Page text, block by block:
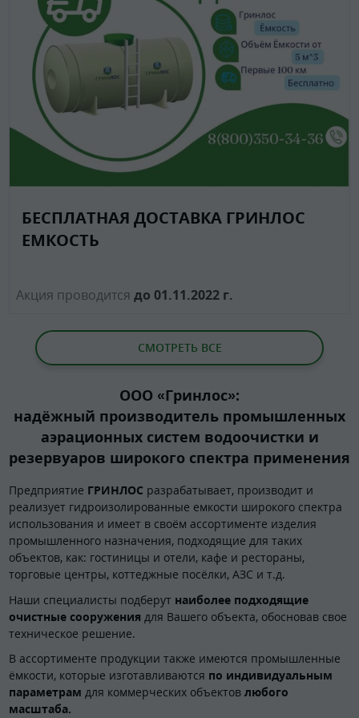
БЕСПЛАТНАЯ ДОСТАВКА ГРИНЛОС
ЕМКОСТЬ
Акция проводится до 01.11.2022 г.
СМОТРЕТЬ ВСЕ
ООО «Гринлос»:
надёжный производитель промышленных
аэрационных систем водоочистки и
резервуаров широкого спектра применения
Предприятие ГРИНЛОС разрабатывает, производит и
реализует гидроизолированные емкости широкого спектра
использования и имеет в своём ассортименте изделия
промышленного назначения, подходящие для таких
объектов, как: гостиницы и отели, кафе и рестораны,
торговые центры, коттеджные посёлки, АЗС и т.д.
Наши специалисты подберут наиболее подходящие
очистные сооружения для Вашего объекта, обосновав свое
техническое решение.
В ассортименте продукции также имеются промышленные
ёмкости, которые изготавливаются по индивидуальным
параметрам для коммерческих объектов любого
масштаба.